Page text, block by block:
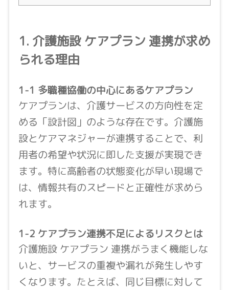
1. 介護施設 ケアプラン 連携が求め
られる理由
1-1 多職種協働の中心にあるケアプラン
ケアプランは、介護サービスの方向性を定
める「設計図」のような存在です。介護施
設とケアマネジャーが連携することで、利
用者の希望や状況に即した支援が実現でき
ます。特に高齢者の状態変化が早い現場で
は、情報共有のスピードと正確性が求めら
れます。
1-2 ケアプラン連携不足によるリスクとは
介護施設 ケアプラン 連携がうまく機能しな
いと、サービスの重複や漏れが発生しやす
くなります。たとえば、同じ目標に対して